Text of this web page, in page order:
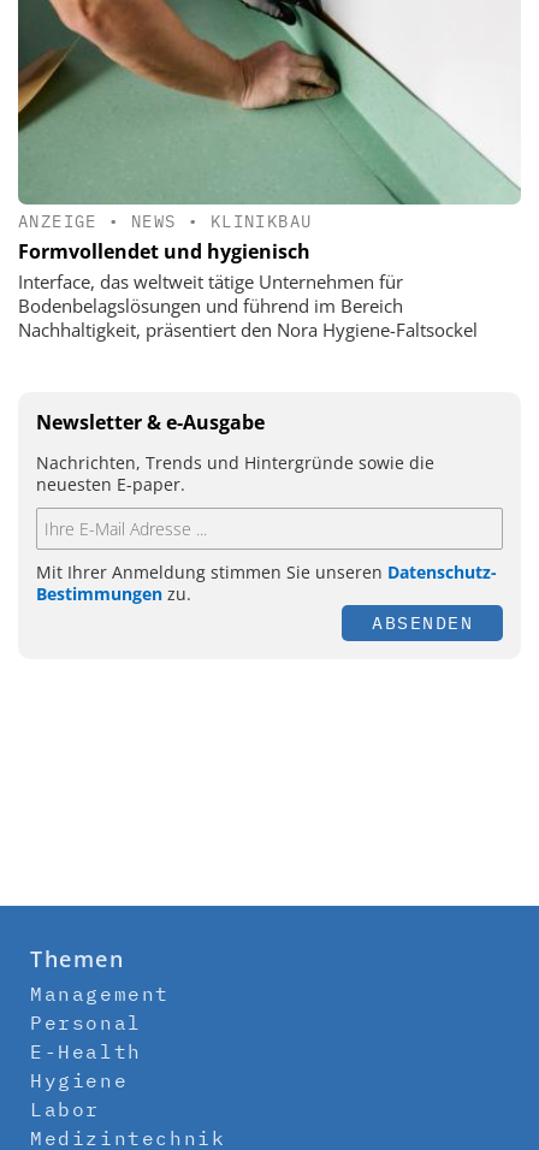
ANZEIGE • NEWS • KLINIKBAU
Formvollendet und hygienisch
Interface, das weltweit tätige Unternehmen für
Bodenbelagslösungen und führend im Bereich
Nachhaltigkeit, präsentiert den Nora Hygiene-Faltsockel
Newsletter & e-Ausgabe
Nachrichten, Trends und Hintergründe sowie die
neuesten E-paper.
Mit Ihrer Anmeldung stimmen Sie unseren Datenschutz-
Bestimmungen zu.
ABSENDEN
Themen
Management
Personal
E-Health
Hygiene
Labor
Medizintechnik